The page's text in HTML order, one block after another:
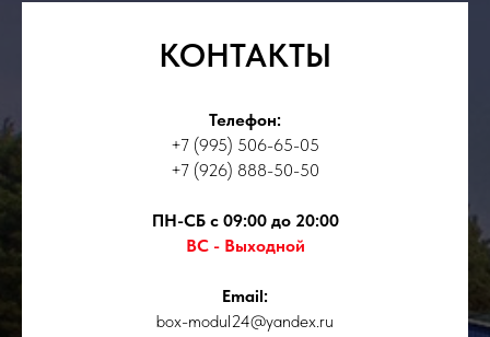
КОНТАКТЫ
Телефон:
+7 (995) 506-65-05
+7 (926) 888-50-50
ПН-СБ с 09:00 до 20:00
ВС - Выходной
Email:
box-modul24@yandex.ru